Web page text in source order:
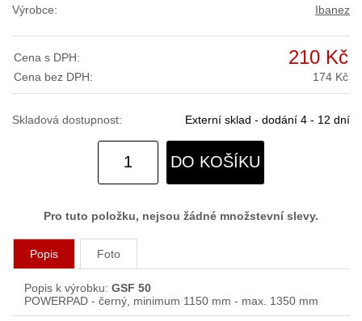
Výrobce:
Ibanez
Cena s DPH: 210 Kč
Cena bez DPH: 174 Kč
Skladová dostupnost: Externí sklad - dodání 4 - 12 dní
DO KOŠÍKU
Pro tuto položku, nejsou žádné množstevní slevy.
Popis Foto
Popis k výrobku: GSF 50
POWERPAD - černý, minimum 1150 mm - max. 1350 mm